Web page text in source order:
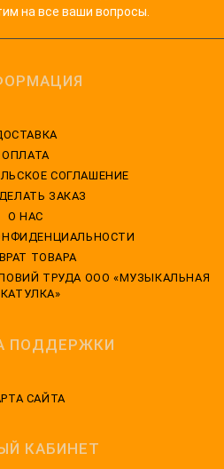
на все ваши вопросы.
ОПЛАТА
СОГЛАШЕНИЕ
ЗАКАЗ
О НАС
ТОВАРА
ТРУДА ООО «МУЗЫКАЛЬНАЯ
ПОДДЕРЖКИ
САЙТА
КАБИНЕТ